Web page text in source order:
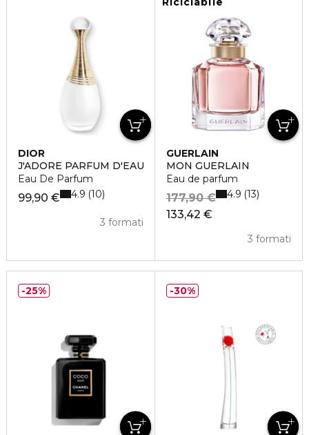
DIOR
J'ADORE PARFUM D'EAU
Eau De Parfum
99,90 €
3 formati
4.9 10
GUERLAIN
MON GUERLAIN
Eau de parfum
133,42 €
177,90 €
3 formati
4.9 13
25% 30%